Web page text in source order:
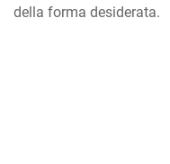
della forma desiderata.